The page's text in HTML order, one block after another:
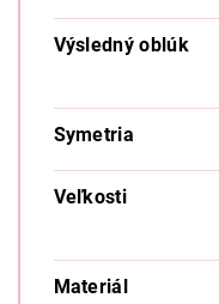
Výsledný oblúk
Symetria
Veľkosti
Materiál